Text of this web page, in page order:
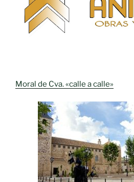
Moral de Cva. «calle a calle»